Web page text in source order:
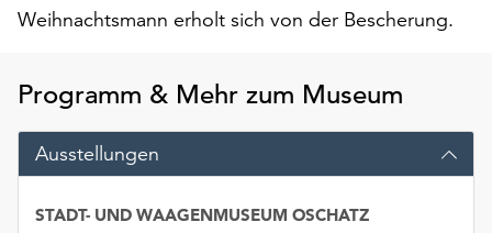
Cookies
auch
ohne
Ihr
Einverständnis
weiterhin
ausgeführt.
Weihnachtsmann erholt sich von der Bescherung.
Programm & Mehr zum Museum
Ausstellungen
STADT- UND WAAGENMUSEUM OSCHATZ
Datum